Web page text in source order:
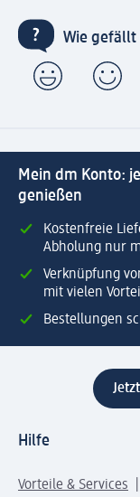
Wie gefällt
Mein dm Konto:
genießen
Kostenfreie
Abholung nur
Verknüpfung
mit vielen
Bestellungen
Hilfe
Vorteile & Services